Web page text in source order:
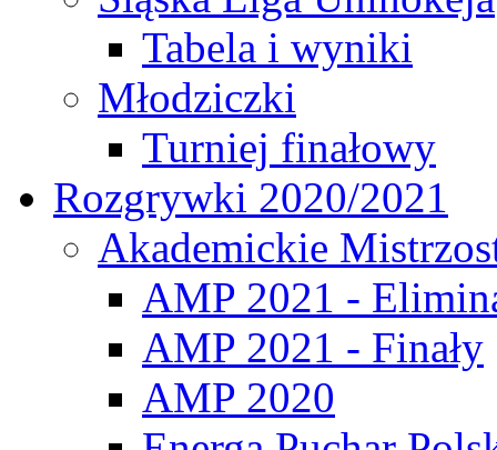
Tabela i wyniki
Młodziczki
Turniej finałowy
Rozgrywki 2020/2021
Akademickie
AMP 2021 -
AMP 2021 - Finały
AMP 2020